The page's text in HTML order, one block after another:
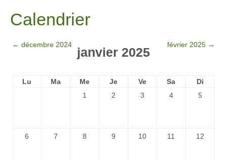
Calendrier
← décembre 2024
janvier 2025
février 2025 →
Lu Ma Me Je Ve Sa
Di
1
2 3 4 5
6 7 8 9 10 11 12